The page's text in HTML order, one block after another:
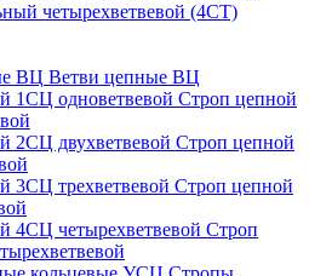
четырехветвевой (4СТ)
Ветви цепные ВЦ
Строп цепной
Строп цепной
Строп цепной
Строп